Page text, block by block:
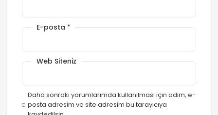
E-posta *
Web Siteniz
Daha sonraki yorumlarımda kullanılması için adım, e-
posta adresim ve site adresim bu tarayıcıya